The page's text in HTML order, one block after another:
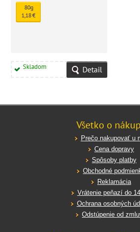
paštika s příchutí vepřové šunky.
80g
1,18 €
Skladom Detail
Všetko o
Prečo nakupovať u
Cena dopravy
Spôsoby platby
Obchodné
Reklamácia
Vrátenie peňazí do
Ochrana osobných
Odstúpenie od